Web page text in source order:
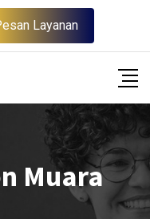
Layanan
Muara